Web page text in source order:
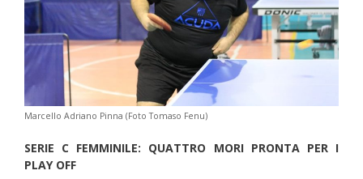
Marcello Adriano Pinna (Foto Tomaso Fenu)
SERIE C FEMMINILE: QUATTRO MORI PRONTA PER I
PLAY OFF